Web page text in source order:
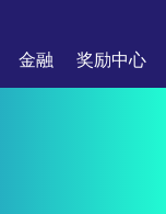
金融 奖励中心